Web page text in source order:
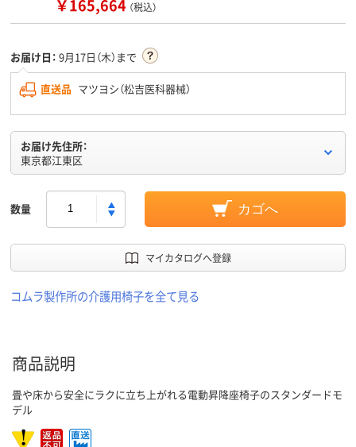
￥165,664 （税込）
お届け日： 9月17日（木）まで
直送品 マツヨシ（松吉医科器械）
お届け先住所：
東京都江東区
数量 カゴへ
マイカタログへ登録
コムラ製作所の介護用椅子を全て見る
商品説明
畳や床から安全にラクに立ち上がれる電動昇降座椅子のスタンダードモ
デル